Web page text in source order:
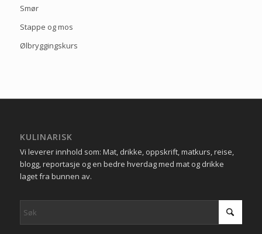
Smør
Stappe og mos
Ølbryggingskurs
KULINARISK
Vi leverer innhold som: Mat, drikke, oppskrift, matkurs, reise,
blogg, reportasje og en bedre hverdag med mat og drikke
laget fra bunnen av.